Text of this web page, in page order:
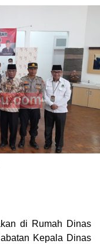
di Rumah Dinas
Kepala Dinas